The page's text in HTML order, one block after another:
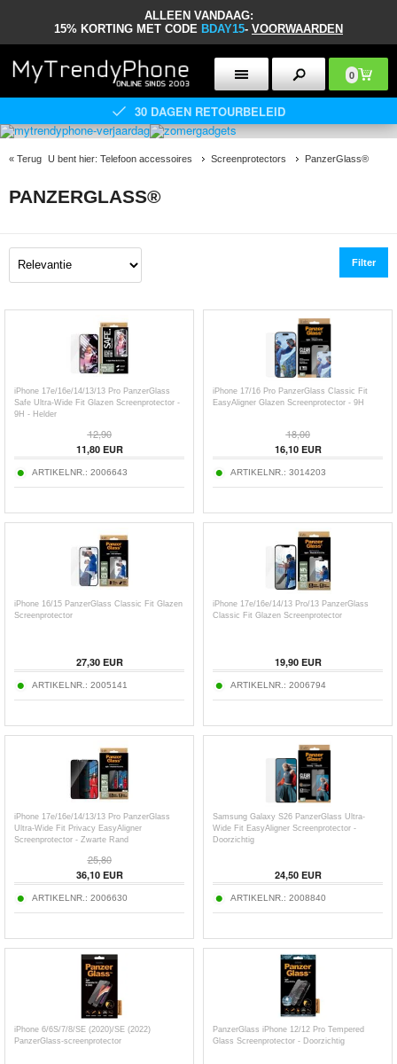
ALLEEN VANDAAG:
15% KORTING MET CODE BDAY15- VOORWAARDEN
0
30 DAGEN RETOURBELEID
« Terug U bent hier: Telefoon accessoires Screenprotectors PanzerGlass®
PANZERGLASS®
Filter
iPhone 17e/16e/14/13/13 Pro PanzerGlass
Safe Ultra-Wide Fit Glazen Screenprotector -
9H - Helder
12,90
11,80EUR
ARTIKELNR.: 2006643
iPhone 17/16 Pro PanzerGlass Classic Fit
EasyAligner Glazen Screenprotector - 9H
18,00
16,10EUR
ARTIKELNR.: 3014203
iPhone 16/15 PanzerGlass Classic Fit Glazen
Screenprotector
27,30EUR
ARTIKELNR.: 2005141
iPhone 17e/16e/14/13 Pro/13 PanzerGlass
Classic Fit Glazen Screenprotector
19,90EUR
ARTIKELNR.: 2006794
iPhone 17e/16e/14/13/13 Pro PanzerGlass
Ultra-Wide Fit Privacy EasyAligner
Screenprotector - Zwarte Rand
25,80
36,10EUR
ARTIKELNR.: 2006630
Samsung Galaxy S26 PanzerGlass Ultra-
Wide Fit EasyAligner Screenprotector -
Doorzichtig
24,50EUR
ARTIKELNR.: 2008840
iPhone 6/6S/7/8/SE (2020)/SE (2022)
PanzerGlass-screenprotector
PanzerGlass iPhone 12/12 Pro Tempered
Glass Screenprotector - Doorzichtig